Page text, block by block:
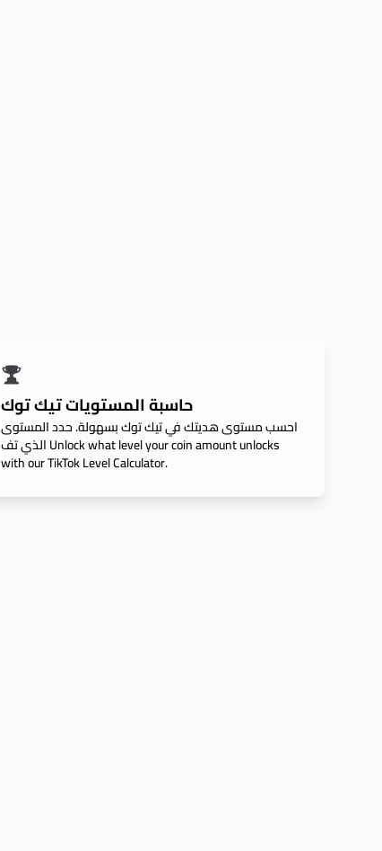
حاسبة المستويات تيك توك
احسب مستوى هديتك في تيك توك بسهولة. حدد المستوى
الذي تف Unlock what level your coin amount unlocks
with our TikTok Level Calculator.